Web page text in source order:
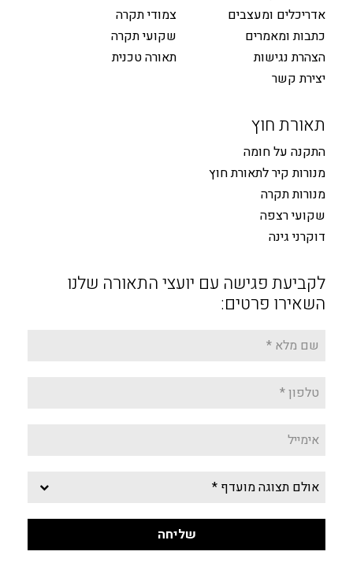
אדריכלים ומעצבים
כתבות ומאמרים
הצהרת נגישות
יצירת קשר
צמודי תקרה
שקועי תקרה
תאורה טכנית
תאורת חוץ
התקנה על חומה
מנורות קיר לתאורת חוץ
מנורות תקרה
שקועי רצפה
דוקרני גינה
לקביעת פגישה עם יועצי התאורה שלנו
השאירו פרטים: